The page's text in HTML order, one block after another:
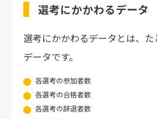
選考にかかわるデータ
選考にかかわるデータとは、
データです。
各選考の参加者数
各選考の合格者数
各選考の辞退者数